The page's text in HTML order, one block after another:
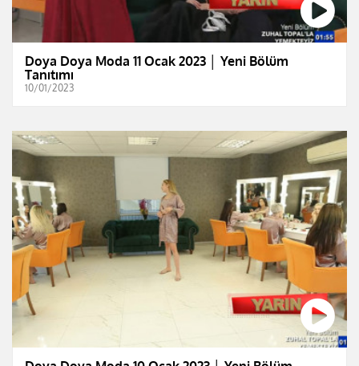
Doya Doya Moda 11 Ocak 2023 │ Yeni Bölüm
Tanıtımı
10/01/2023